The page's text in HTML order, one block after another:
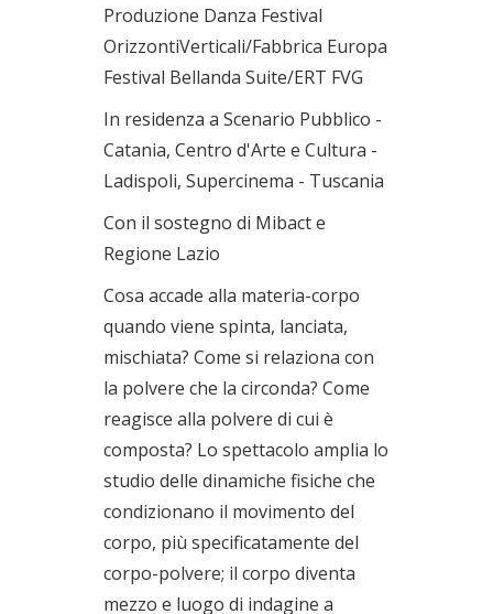
Produzione Danza Festival
OrizzontiVerticali/Fabbrica Europa
Festival Bellanda Suite/ERT FVG
In residenza a Scenario Pubblico -
Catania, Centro d'Arte e Cultura -
Ladispoli, Supercinema - Tuscania
Con il sostegno di Mibact e
Regione Lazio
Cosa accade alla materia-corpo
quando viene spinta, lanciata,
mischiata? Come si relaziona con
la polvere che la circonda? Come
reagisce alla polvere di cui è
composta? Lo spettacolo amplia lo
studio delle dinamiche fisiche che
condizionano il movimento del
corpo, più specificatamente del
corpo-polvere; il corpo diventa
mezzo e luogo di indagine a